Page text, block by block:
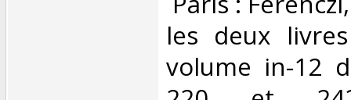
les deux
volume in-12